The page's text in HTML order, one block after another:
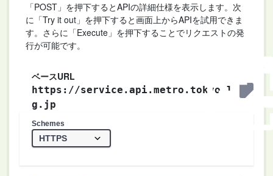
「POST」を押下するとAPIの詳細仕様を表示します。次
に「Try it out」を押下すると画面上からAPIを試用できま
す。さらに「Execute」を押下することでリクエストの発
行が可能です。
ベースURL
https://service.api.metro.tokyo.l
g.jp
Schemes